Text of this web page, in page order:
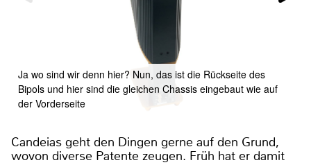
Ja wo sind wir denn hier? Nun, das ist die Rückseite des
Bipols und hier sind die gleichen Chassis eingebaut wie auf
der Vorderseite
Candeias geht den Dingen gerne auf den Grund,
wovon diverse Patente zeugen. Früh hat er damit